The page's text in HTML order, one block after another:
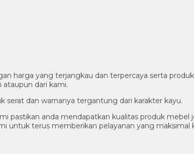
harga yang terjangkau dan terpercaya serta
dari kami.
serat dan warnanya tergantung dari karakter kayu.
pastikan anda mendapatkan kualitas produk mebel
untuk terus memberikan pelayanan yang maksimal